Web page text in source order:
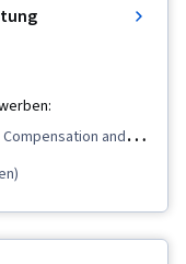
and
Engagement,